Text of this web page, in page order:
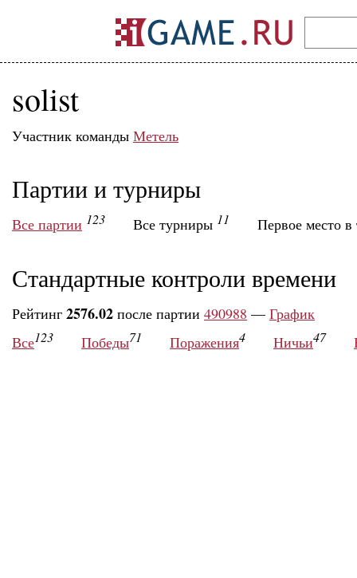
solist
Участник команды Метель
Партии и турниры
Все партии 123 Все турниры 11 Первое место
Стандартные контроли времени
Рейтинг 2576.02 после партии 490988 — График
Все123 Победы71 Поражения4 Ничьи47